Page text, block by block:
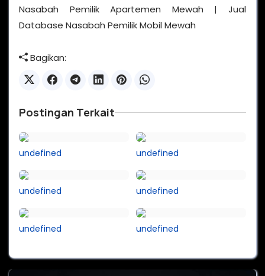
Nasabah Pemilik Apartemen Mewah | Jual
Database Nasabah Pemilik Mobil Mewah
Bagikan:
Postingan Terkait
undefined undefined
undefined undefined
undefined undefined